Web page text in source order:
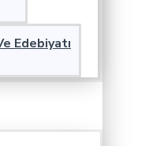
Edebiyatı